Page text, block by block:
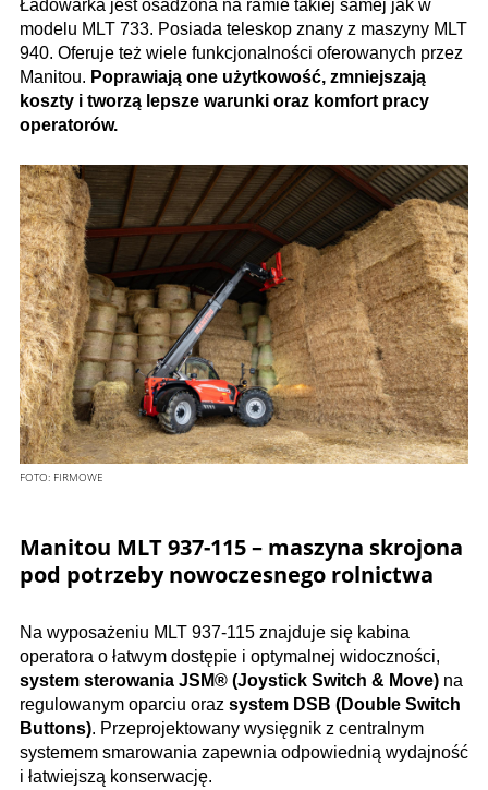
Ładowarka jest osadzona na ramie takiej samej jak w
modelu MLT 733. Posiada teleskop znany z maszyny MLT
940. Oferuje też wiele funkcjonalności oferowanych przez
Manitou. Poprawiają one użytkowość, zmniejszają
koszty i tworzą lepsze warunki oraz komfort pracy
operatorów.
FOTO: FIRMOWE
Manitou MLT 937-115 – maszyna skrojona
pod potrzeby nowoczesnego rolnictwa
Na wyposażeniu MLT 937-115 znajduje się kabina
operatora o łatwym dostępie i optymalnej widoczności,
system sterowania JSM® (Joystick Switch & Move) na
regulowanym oparciu oraz system DSB (Double Switch
Buttons). Przeprojektowany wysięgnik z centralnym
systemem smarowania zapewnia odpowiednią wydajność
i łatwiejszą konserwację.